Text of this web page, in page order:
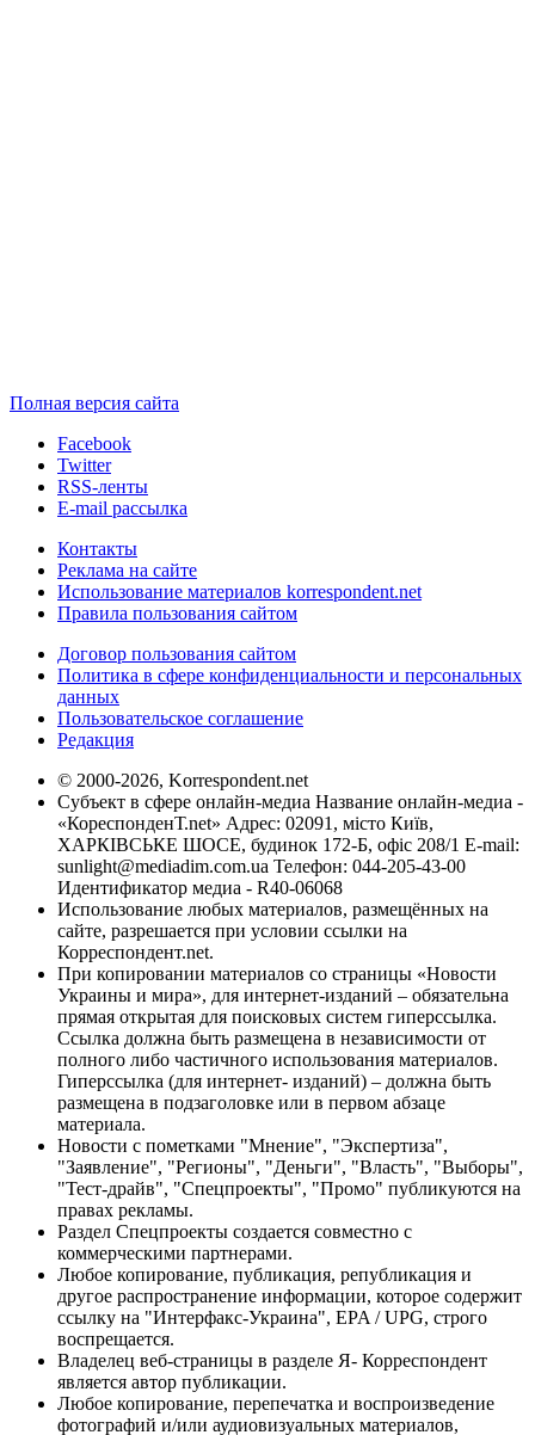
Полная версия сайта
Facebook
Twitter
RSS-ленты
E-mail рассылка
Контакты
Реклама на сайте
Использование материалов korrespondent.net
Правила пользования сайтом
Договор пользования сайтом
Политика в сфере конфиденциальности и персональных
данных
Пользовательское соглашение
Редакция
© 2000-2026, Korrespondent.net
Субъект в сфере онлайн-медиа Название онлайн-медиа -
«КореспонденТ.net» Адрес: 02091, місто Київ,
ХАРКІВСЬКЕ ШОСЕ, будинок 172-Б, офіс 208/1 E-mail:
sunlight@mediadim.com.ua Телефон: 044-205-43-00
Идентификатор медиа - R40-06068
Использование любых материалов, размещённых на
сайте, разрешается при условии ссылки на
Корреспондент.net.
При копировании материалов со страницы «Новости
Украины и мира», для интернет-изданий – обязательна
прямая открытая для поисковых систем гиперссылка.
Ссылка должна быть размещена в независимости от
полного либо частичного использования материалов.
Гиперссылка (для интернет- изданий) – должна быть
размещена в подзаголовке или в первом абзаце
материала.
Новости с пометками "Мнение", "Экспертиза",
"Заявление", "Регионы", "Деньги", "Власть", "Выборы",
"Тест-драйв", "Спецпроекты", "Промо" публикуются на
правах рекламы.
Раздел Спецпроекты создается совместно с
коммерческими партнерами.
Любое копирование, публикация, републикация и
другое распространение информации, которое содержит
ссылку на "Интерфакс-Украина", EPA / UPG, строго
воспрещается.
Владелец веб-страницы в разделе Я- Корреспондент
является автор публикации.
Любое копирование, перепечатка и воспроизведение
фотографий и/или аудиовизуальных материалов,